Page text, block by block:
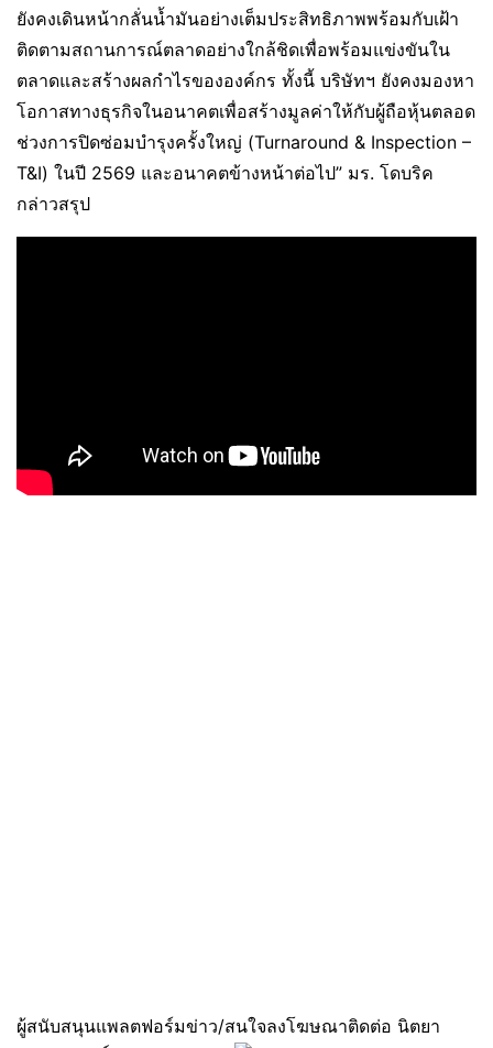
ยังคงเดินหน้ากลั่นน้ำมันอย่างเต็มประสิทธิภาพพร้อมกับเฝ้า
ติดตามสถานการณ์ตลาดอย่างใกล้ชิดเพื่อพร้อมแข่งขันใน
ตลาดและสร้างผลกำไรขององค์กร ทั้งนี้ บริษัทฯ ยังคงมองหา
โอกาสทางธุรกิจในอนาคตเพื่อสร้างมูลค่าให้กับผู้ถือหุ้นตลอด
ช่วงการปิดซ่อมบำรุงครั้งใหญ่ (Turnaround & Inspection –
T&I) ในปี 2569 และอนาคตข้างหน้าต่อไป” มร. โดบริค
กล่าวสรุป
ผู้สนับสนุนแพลตฟอร์มข่าว/สนใจลงโฆษณาติดต่อ นิตยา